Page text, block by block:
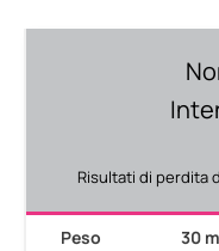
Risultati di perdita
Peso 30